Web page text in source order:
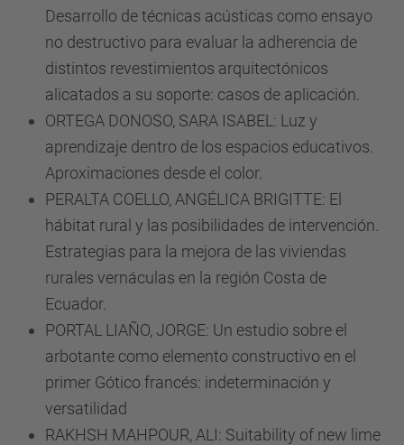
Desarrollo de técnicas acústicas como ensayo
no destructivo para evaluar la adherencia de
distintos revestimientos arquitectónicos
alicatados a su soporte: casos de aplicación.
ORTEGA DONOSO, SARA ISABEL: Luz y
aprendizaje dentro de los espacios educativos.
Aproximaciones desde el color.
PERALTA COELLO, ANGÉLICA BRIGITTE: El
hábitat rural y las posibilidades de intervención.
Estrategias para la mejora de las viviendas
rurales vernáculas en la región Costa de
Ecuador.
PORTAL LIAÑO, JORGE: Un estudio sobre el
arbotante como elemento constructivo en el
primer Gótico francés: indeterminación y
versatilidad
RAKHSH MAHPOUR, ALI: Suitability of new lime